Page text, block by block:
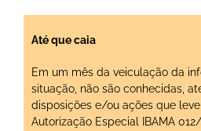
Até que caia
Em um mês da veiculação da
situação, não são conhecidas,
disposições e/ou ações que
Autorização Especial IBAMA